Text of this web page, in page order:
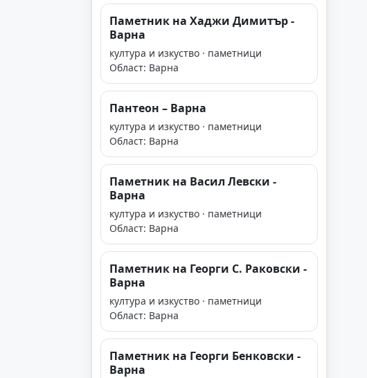
Паметник на Хаджи Димитър -
Варна
култура и изкуство · паметници
Област: Варна
Пантеон – Варна
култура и изкуство · паметници
Област: Варна
Паметник на Васил Левски -
Варна
култура и изкуство · паметници
Област: Варна
Паметник на Георги С. Раковски -
Варна
култура и изкуство · паметници
Област: Варна
Паметник на Георги Бенковски -
Варна